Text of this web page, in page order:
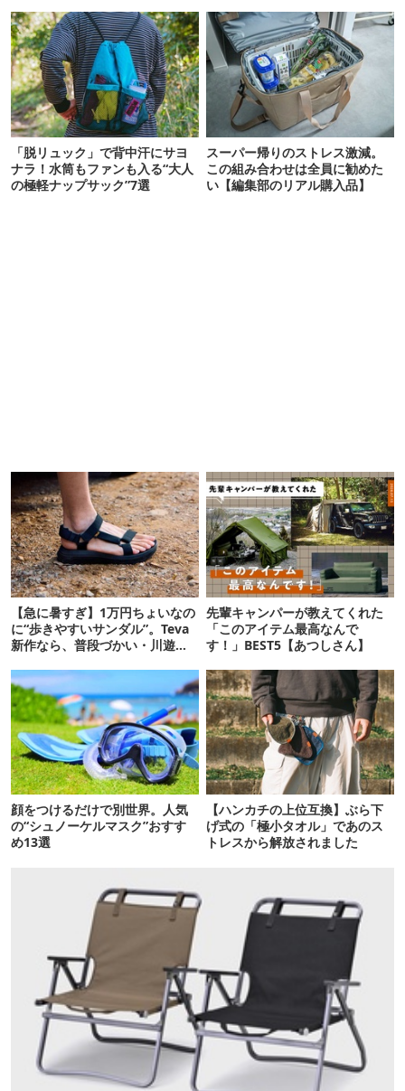
「脱リュック」で背中汗にサヨ
ナラ！水筒もファンも入る“大人
の極軽ナップサック”7選
スーパー帰りのストレス激減。
この組み合わせは全員に勧めた
い【編集部のリアル購入品】
【急に暑すぎ】1万円ちょいなの
に“歩きやすいサンダル”。Teva
新作なら、普段づかい・川遊
先輩キャンパーが教えてくれた
「このアイテム最高なんで
す！」BEST5【あつしさん】
顔をつけるだけで別世界。人気
の“シュノーケルマスク”おすす
め13選
【ハンカチの上位互換】ぶら下
げ式の「極小タオル」であのス
トレスから解放されました